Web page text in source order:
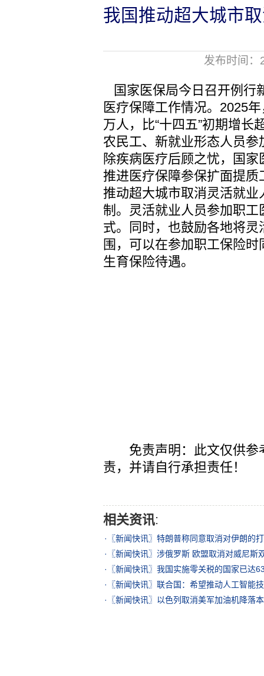
我国推动超大城市
发布时间
国家医保局今日召开例行
医疗保障工作情况。2025
万人，比“十四五”初期增长
农民工、新就业形态人员
除疾病医疗后顾之忧，国
推进医疗保障参保扩面提
推动超大城市取消灵活就
制。灵活就业人员参加职
式。同时，也鼓励各地将
围，可以在参加职工保险
生育保险待遇。
免责声明：此文仅供参
责，并请自行承担责任！
相关资讯:
·
〖新闻快讯〗特朗普称同意取消对伊朗的
·
〖新闻快讯〗涉俄罗斯 欧盟取消对威尼斯
·
〖新闻快讯〗我国实施零关税的国家已达
·
〖新闻快讯〗联合国：希望推动人工智能
·
〖新闻快讯〗以色列取消美军加油机降落